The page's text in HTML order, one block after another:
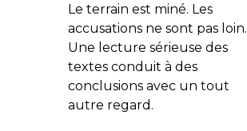
Le terrain est miné. Les
accusations ne sont pas loin.
Une lecture sérieuse des
textes conduit à des
conclusions avec un tout
autre regard.